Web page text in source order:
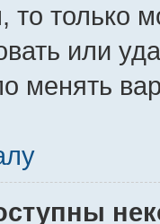
то только
или
менять